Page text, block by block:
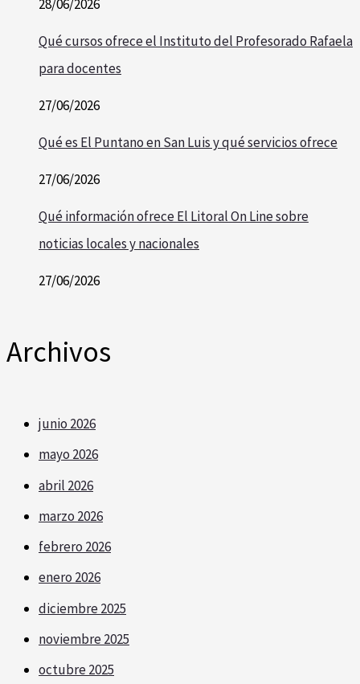
28/06/2026
Qué cursos ofrece el Instituto del Profesorado Rafaela
para docentes
27/06/2026
Qué es El Puntano en San Luis y qué servicios ofrece
27/06/2026
Qué información ofrece El Litoral On Line sobre
noticias locales y nacionales
27/06/2026
Archivos
junio 2026
mayo 2026
abril 2026
marzo 2026
febrero 2026
enero 2026
diciembre 2025
noviembre 2025
octubre 2025